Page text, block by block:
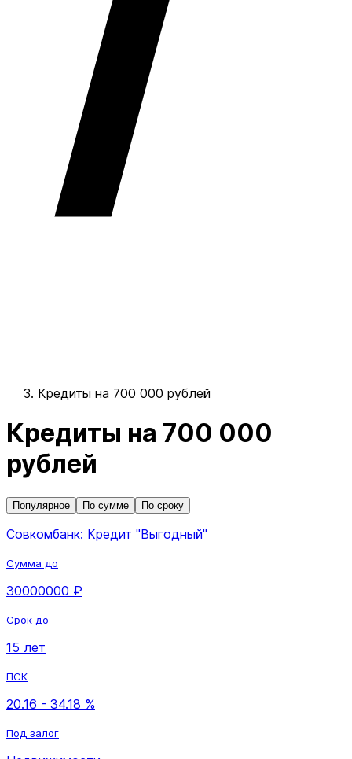
Кредиты на 700 000 рублей
Кредиты на 700 000
рублей
Популярное По сумме По сроку
Совкомбанк: Кредит "Выгодный"
Сумма до
30000000 ₽
Срок до
15 лет
ПСК
20.16 - 34.18 %
Под залог